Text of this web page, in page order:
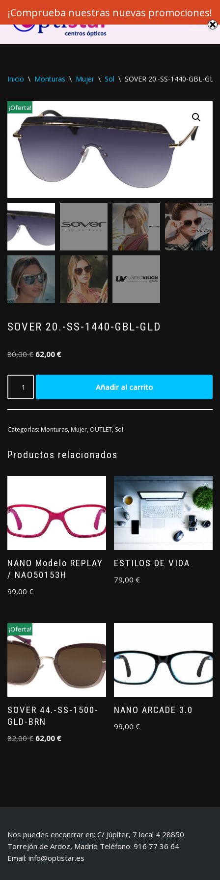
Saltar
Inicio \ Monturas \ Mujer \ Sol \ SOVER 20.-SS-1440-GBL-GLD
¡Oferta!
SOVER 20.-SS-1440-GBL-GLD
80,00€ 62,00 €
Añadir al carrito
Categorías: Monturas, Mujer, OUTLET, Sol
Productos relacionados
NANO Modelo REPLAY
/ NAO50153H
99,00 €
ESTILOS DE VIDA
79,00€
¡Oferta!
SOVER 44.-SS-1500-
GLD-BRN
82,00€ 62,00 €
NANO ARCADE 3.0
99,00€
Nos puedes encontrar en: C/ Júpiter, 7 local 4 28850
Torrejón de Ardoz, Madrid Teléfono: 916 77 36 64
Email: info@optistar.es
¡Comprueba nuestras nuevas promociones!